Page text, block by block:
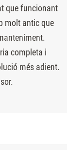
que funcionant
molt antic que
completa i
més adient.